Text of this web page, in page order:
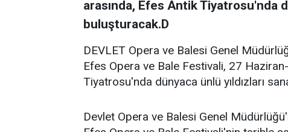
arasında, Efes Antik Tiyatrosu'nda
buluşturacak.D
DEVLET Opera ve Balesi Genel
Efes Opera ve Bale Festivali, 27
Tiyatrosu'nda dünyaca ünlü yıldızları
Devlet Opera ve Balesi Genel